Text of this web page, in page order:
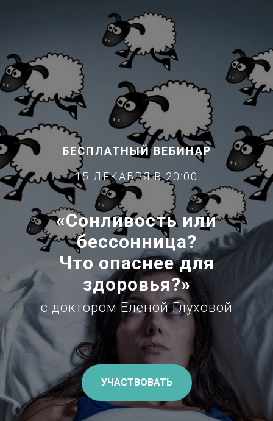
БЕСПЛАТНЫЙ ВЕБИНАР
15 ДЕКАБРЯ В 20:00
«Сонливость или
бессонница?
Что опаснее для
здоровья?»
с доктором Еленой Глуховой
УЧАСТВОВАТЬ